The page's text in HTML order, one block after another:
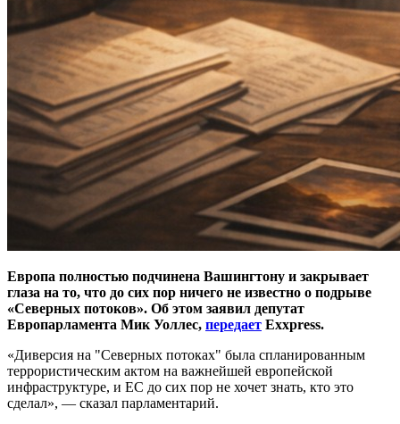
Европа полностью подчинена Вашингтону и закрывает
глаза на то, что до сих пор ничего не известно о подрыве
«Северных потоков». Об этом заявил депутат
Европарламента Мик Уоллес, передает Exxpress.
«Диверсия на "Северных потоках" была спланированным
террористическим актом на важнейшей европейской
инфраструктуре, и ЕС до сих пор не хочет знать, кто это
сделал», — сказал парламентарий.